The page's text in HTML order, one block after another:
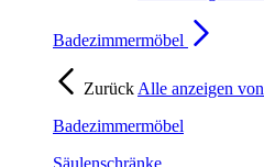
Badezimmermöbel
Zurück Alle anzeigen von
Badezimmermöbel
Säulenschränke